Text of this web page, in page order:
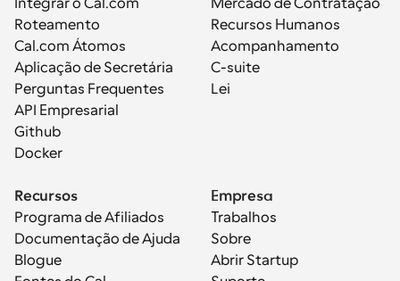
Integrar o Cal.com
Roteamento
Cal.com Átomos
Aplicação de Secretária
Perguntas Frequentes
API Empresarial
Github
Docker
Mercado de Contratação
Recursos Humanos
Acompanhamento
C-suite
Lei
Recursos
Programa de Afiliados
Documentação de Ajuda
Blogue
Empresa
Trabalhos
Sobre
Abrir Startup